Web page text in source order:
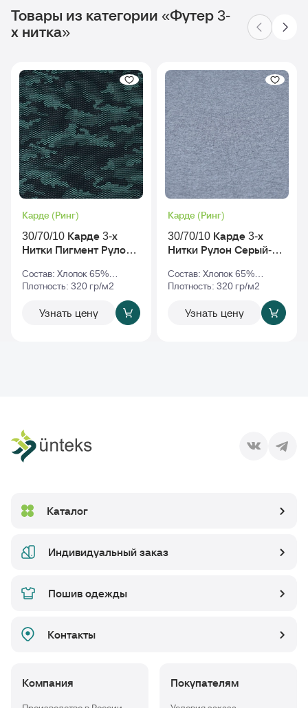
Товары из категории «Футер 3-
х нитка»
Карде (Ринг)
30/70/10 Карде 3-х
Нитки Пигмент Рулон
v2
Состав: Хлопок 65%
Полиэстер 35%
Плотность: 320 гр/м2
Узнать цену
Карде (Ринг)
30/70/10 Карде 3-х
Нитки Рулон Серый-
Состав: Хлопок 65%
Полиэстер 35%
Плотность: 320 гр/м2
Узнать цену
Каталог
Индивидуальный заказ
Пошив одежды
Контакты
Компания Покупателям